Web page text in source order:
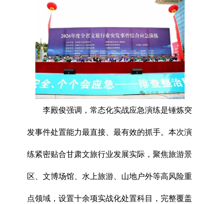
李殿俊强调，常态化实战应急演练是锤炼突
发事件处置能力最直接、最有效的抓手。本次演
练紧密贴合甘肃文旅行业发展实际，聚焦旅游景
区、文博场馆、水上旅游、山地户外等高风险重
点领域，设置十余项实战化处置科目，完整覆盖